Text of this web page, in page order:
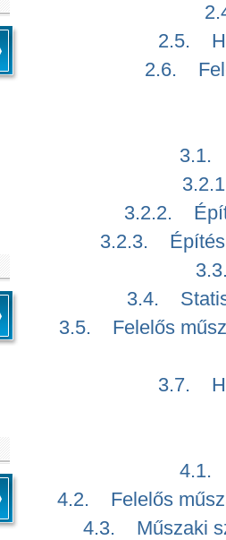
2.5.
2.6.
3.1.
3.2.2.
3.2.3.
3.4.
3.5. Felelős
3.7.
4.1.
4.2. Felelős
4.3. Műszaki